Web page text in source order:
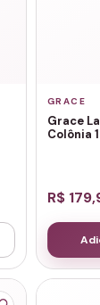
GRACE
Grace
Colônia
R$